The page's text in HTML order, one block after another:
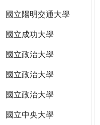
國立陽明交通大學
國立成功大學
國立政治大學
國立政治大學
國立政治大學
國立中央大學